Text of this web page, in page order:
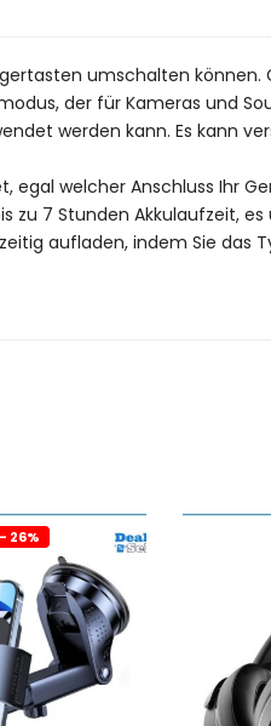
umschalten können.
der für Kameras und
werden kann. Es kann
egal welcher Anschluss Ihr
zu 7 Stunden Akkulaufzeit,
aufladen, indem Sie das
- 26%